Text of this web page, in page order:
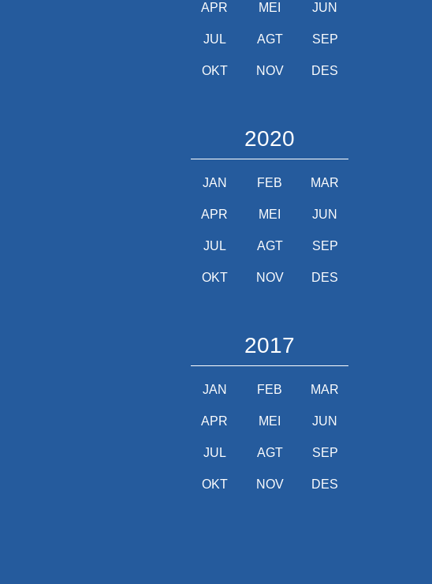
APR MEI JUN
JUL AGT SEP
OKT NOV DES
2020
JAN FEB MAR
APR MEI JUN
JUL AGT SEP
OKT NOV DES
2017
JAN FEB MAR
APR MEI JUN
JUL AGT SEP
OKT NOV DES